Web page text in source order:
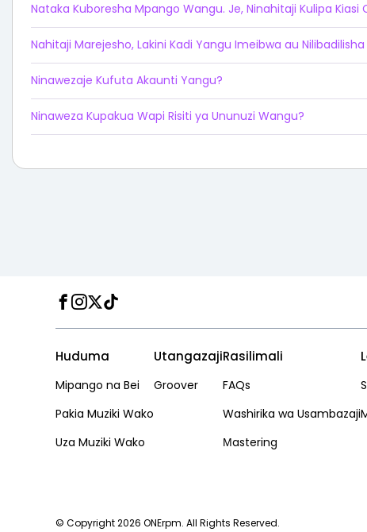
Nataka Kuboresha Mpango Wangu. Je, Ninahitaji Kulipa Kiasi
Nahitaji Marejesho, Lakini Kadi Yangu Imeibwa au
Ninawezaje Kufuta Akaunti Yangu?
Ninaweza Kupakua Wapi Risiti ya Ununuzi Wangu?
Facebook
Instagram
Twitter
TikTok
Huduma
Mipango na Bei
Pakia Muziki Wako
Uza Muziki Wako
Utangazaji
Groover
Rasilimali
FAQs
Washirika wa Usambazaji
Мastering
© Copyright 2026 ONErpm. All Rights Reserved.